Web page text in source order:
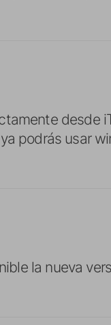
desde
podrás usar
la nueva